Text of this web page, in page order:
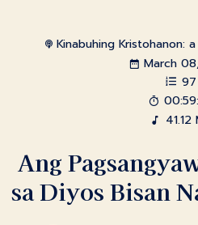
Kinabuhing Kristohanon:
March
97
41.12
Ang
sa Diyos Bisan